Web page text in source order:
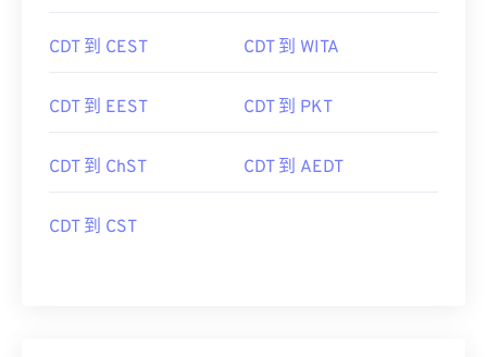
CDT 到 CEST CDT 到 WITA
CDT 到 EEST CDT 到 PKT
CDT 到 ChST CDT 到 AEDT
CDT 到 CST